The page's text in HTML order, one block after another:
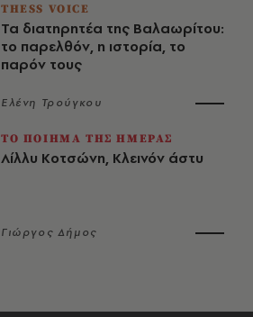
THESS VOICE
Τα διατηρητέα της Βαλαωρίτου:
το παρελθόν, η ιστορία, το
παρόν τους
Ελένη Τρούγκου
ΤΟ ΠΟΙΗΜΑ ΤΗΣ ΗΜΕΡΑΣ
Λίλλυ Κοτσώνη, Κλεινόν άστυ
Γιώργος Δήμος